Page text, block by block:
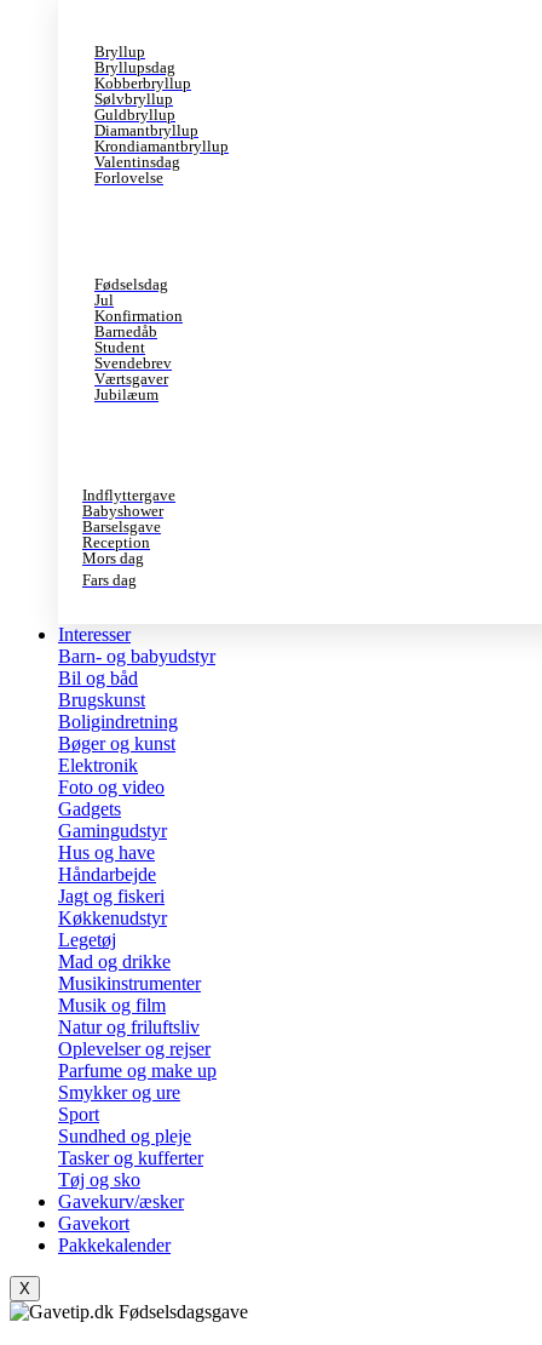
Bryllup
Bryllupsdag
Kobberbryllup
Sølvbryllup
Guldbryllup
Diamantbryllup
Krondiamantbryllup
Valentinsdag
Forlovelse
Fødselsdag
Jul
Konfirmation
Barnedåb
Student
Svendebrev
Værtsgaver
Jubilæum
Indflyttergave
Babyshower
Barselsgave
Reception
Mors dag
Fars dag
Interesser
Barn- og babyudstyr
Bil og båd
Brugskunst
Boligindretning
Bøger og kunst
Elektronik
Foto og video
Gadgets
Gamingudstyr
Hus og have
Håndarbejde
Jagt og fiskeri
Køkkenudstyr
Legetøj
Mad og drikke
Musikinstrumenter
Musik og film
Natur og friluftsliv
Oplevelser og rejser
Parfume og make up
Smykker og ure
Sport
Sundhed og pleje
Tasker og kufferter
Tøj og sko
Gavekurv/æsker
Gavekort
Pakkekalender
X